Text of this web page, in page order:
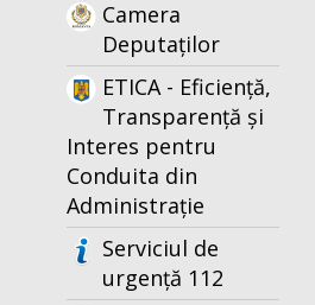
Camera
Deputaților
ETICA - Eficiență,
Transparență și
Interes pentru
Conduita din
Administrație
Serviciul de
urgență 112